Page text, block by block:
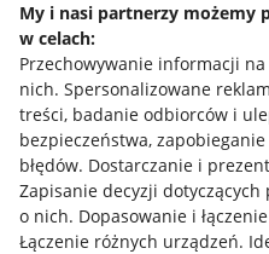
My i nasi partnerzy możemy
w celach:
Przechowywanie informacji
nich. Spersonalizowane
treści, badanie odbiorców i
bezpieczeństwa,
błędów. Dostarczanie i
Zapisanie decyzji
o nich. Dopasowanie i
Łączenie różnych urządzeń.
Allegro Gadane dla
Allegro Gadane dla
Mapa miejscowości
Informacje prawne
Regulamin